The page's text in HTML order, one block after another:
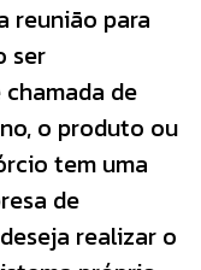
reunião para
ser
de
o produto ou
tem uma
de
realizar o